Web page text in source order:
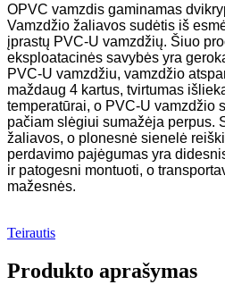
OPVC vamzdis gaminamas
Vamzdžio žaliavos sudėtis iš
įprastų PVC-U vamzdžių. Šiuo
eksploatacinės savybės yra
PVC-U vamzdžiu, vamzdžio
maždaug 4 kartus, tvirtumas
temperatūrai, o PVC-U vamzdžio
pačiam slėgiui sumažėja perpus.
žaliavos, o plonesnė sienelė
perdavimo pajėgumas yra
ir patogesni montuoti, o
mažesnės.
Teirautis
Produkto aprašymas